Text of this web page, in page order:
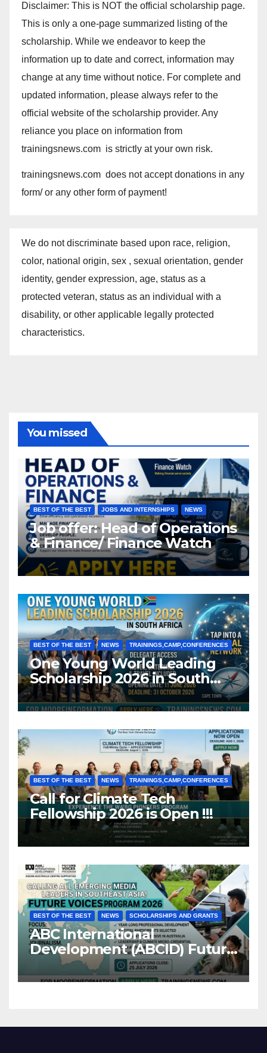
Disclaimer: This is NOT the official scholarship page.
This is only a one-page summarized listing of the
scholarship. While we endeavor to keep the
information up to date and correct, information may
change at any time without notice. For complete and
updated information, please always refer to the
official website of the scholarship provider. Any
reliance you place on information from
trainingsnews.com is strictly at your own risk.
trainingsnews.com does not accept donations in any
form/ or any other form of payment!
We do not discriminate based upon race, religion,
color, national origin, sex , sexual orientation, gender
identity, gender expression, age, status as a
protected veteran, status as an individual with a
disability, or other applicable legally protected
characteristics.
You missed
BEST OF THE BEST JOBS AND INTERNSHIPS NEWS
Job offer: Head of Operations
& Finance/ Finance Watch
BEST OF THE BEST NEWS TRAININGS,CAMP,CONFERENCES
One Young World Leading
Scholarship 2026 in South
Africa (Fully Funded)
BEST OF THE BEST NEWS TRAININGS,CAMP,CONFERENCES
Call for Climate Tech
Fellowship 2026 is Open !!!
BEST OF THE BEST NEWS SCHOLARSHIPS AND GRANTS
ABC International
Development (ABCID) Future
Voices Program 2026